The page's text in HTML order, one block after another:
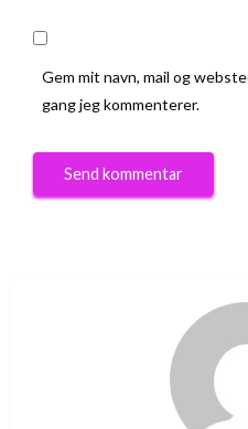
Gem mit navn, mail og
gang jeg kommenterer.